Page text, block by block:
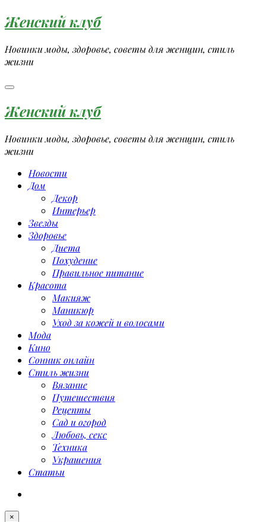
Перейти
к
содержимому
Женский клуб
Новинки моды, здоровье, советы для женщин, стиль
жизни
Женский клуб
Новинки моды, здоровье, советы для женщин, стиль
жизни
Новости
Дом
Декор
Интерьер
Звезды
Здоровье
Диета
Похудение
Правильное питание
Красота
Макияж
Маникюр
Уход за кожей и волосами
Мода
Кино
Сонник онлайн
Стиль жизни
Вязание
Путешествия
Рецепты
Сад и огород
Любовь, секс
Техника
Украшения
Статьи
×